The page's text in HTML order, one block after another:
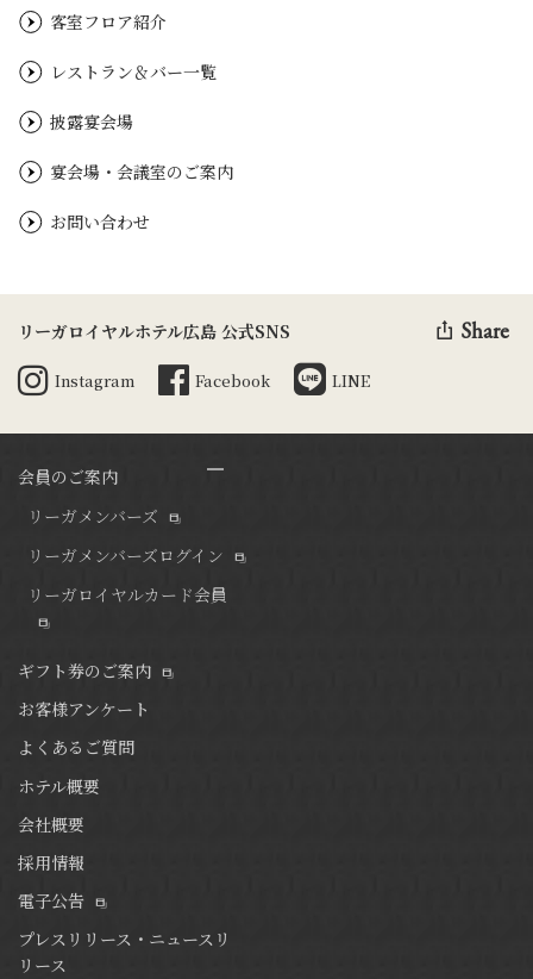
客室フロア紹介
レストラン＆バー一覧
披露宴会場
宴会場・会議室のご案内
お問い合わせ
リーガロイヤルホテル広島 公式SNS
Instagram Facebook LINE
Share
会員のご案内
リーガメンバーズ
リーガメンバーズログイン
リーガロイヤルカード会員
ギフト券のご案内
お客様アンケート
よくあるご質問
ホテル概要
会社概要
採用情報
電子公告
プレスリリース・ニュースリ
リース